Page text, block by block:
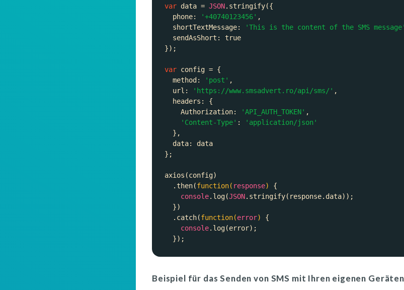
var data = JSON
phone: '+40740123456'
shortTextMessage: 'This is the content of the SMS message'
sendAsShort : true
var
method : 'post'
url : 'https://www.smsadvert.ro/api/sms/'
headers
Authorization: 'API_AUTH_TOKEN'
'Content-Type' :
'application/json'
data
  .then(
function( response)
console.log(JSON
  .catch(
function(error)
console
Beispiel für das Senden von SMS mit Ihren eigenen Geräten